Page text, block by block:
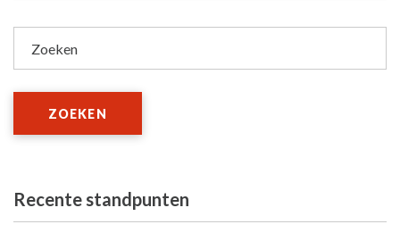
Zoeken
ZOEKEN
Recente standpunten